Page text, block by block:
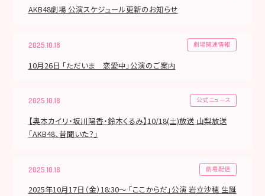
AKB48劇場 公演スケジュール更新のお知らせ
2025.10.18 劇場関連情報
10月26日 「ただいま 恋愛中」公演のご案内
2025.10.18 公式ニュース
【奥本カイリ・坂川陽香・鈴木くるみ】10/18(土)放送 山梨放送
「AKB48、昔聞いた？」
2025.10.18 劇場配信
2025年10月17日（金）18:30～ 「ここからだ」公演 岩立沙穂 生誕